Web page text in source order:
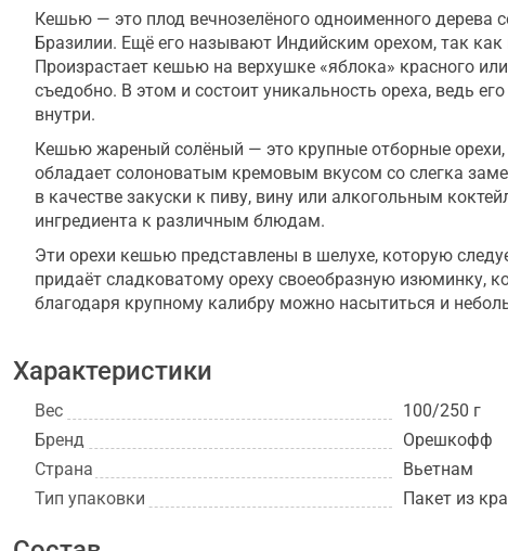
Кешью — это плод вечнозелёного одноименного дерева
Бразилии. Ещё его называют Индийским орехом, так
Произрастает кешью на верхушке «яблока» красного
съедобно. В этом и состоит уникальность ореха, ведь
внутри.
Кешью жареный солёный — это крупные отборные орехи,
обладает солоноватым кремовым вкусом со слегка
в качестве закуски к пиву, вину или алкогольным
ингредиента к различным блюдам.
Эти орехи кешью представлены в шелухе, которую
придаёт сладковатому ореху своеобразную изюминку,
благодаря крупному калибру можно насытиться и
Характеристики
Вес
100/250 г
Бренд
Орешкофф
Страна
Вьетнам
Тип упаковки
Пакет из